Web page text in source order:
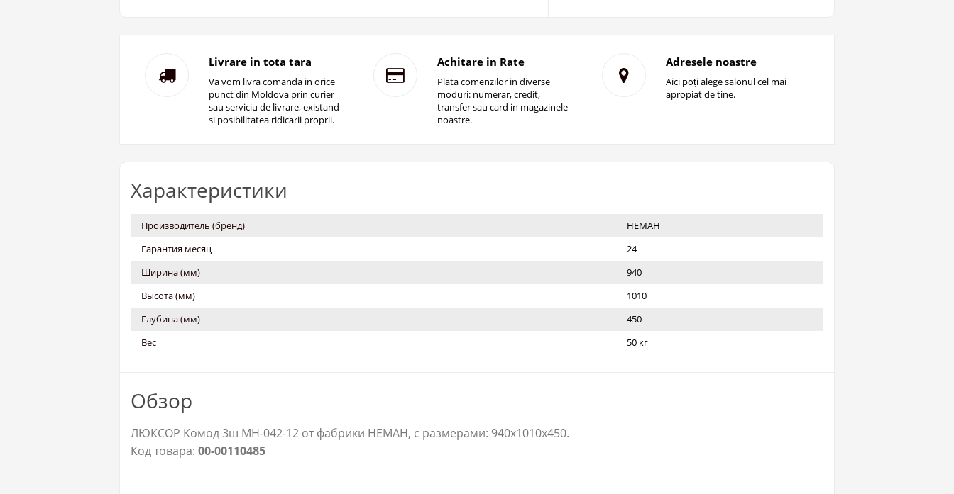
Livrare in tota tara
Va vom livra comanda in orice
punct din Moldova prin curier
sau serviciu de livrare, existand
si posibilitatea ridicarii proprii.
Achitare in Rate
Plata comenzilor in diverse
moduri: numerar, credit,
transfer sau card in magazinele
noastre.
Adresele noastre
Aici poți alege salonul cel mai
apropiat de tine.
Характеристики
Производитель (бренд)
НЕМАН
Гарантия месяц
24
Ширина (мм)
940
Высота (мм)
1010
Глубина (мм)
450
Вес
50 кг
Обзор
ЛЮКСОР Комод 3ш МН-042-12 от фабрики НЕМАН, с размерами: 940x1010x450.
Код товара: 00-00110485